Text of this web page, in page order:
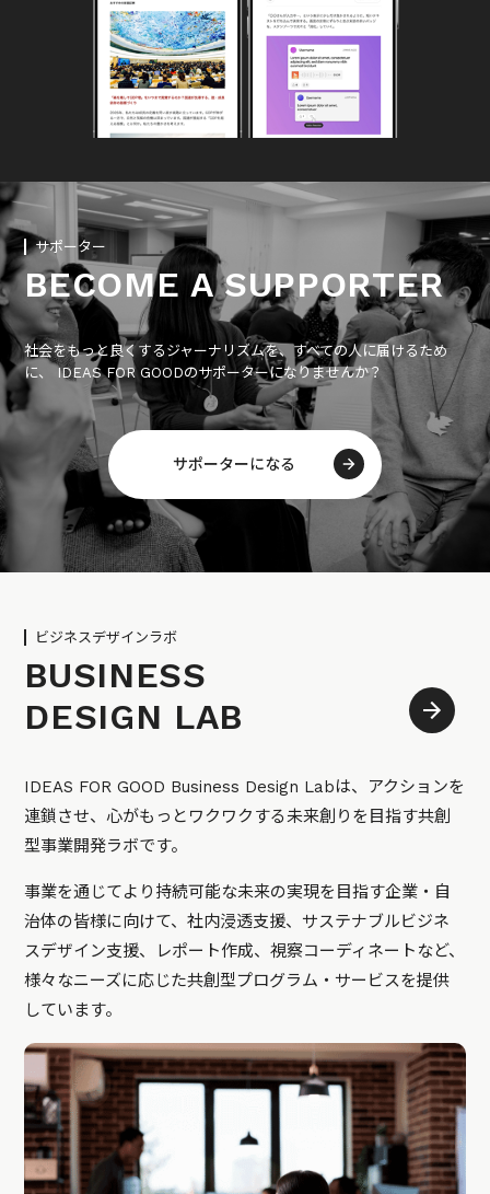
サポーター
BECOME A SUPPORTER
社会をもっと良くするジャーナリズムを、すべての人に届けるため
に、 IDEAS FOR GOODのサポーターになりませんか？
サポーターになる
ビジネスデザインラボ
BUSINESS
DESIGN LAB
IDEAS FOR GOOD Business Design Labは、アクションを
連鎖させ、心がもっとワクワクする未来創りを目指す共創
型事業開発ラボです。
事業を通じてより持続可能な未来の実現を目指す企業・自
治体の皆様に向けて、社内浸透支援、サステナブルビジネ
スデザイン支援、レポート作成、視察コーディネートなど、
様々なニーズに応じた共創型プログラム・サービスを提供
しています。